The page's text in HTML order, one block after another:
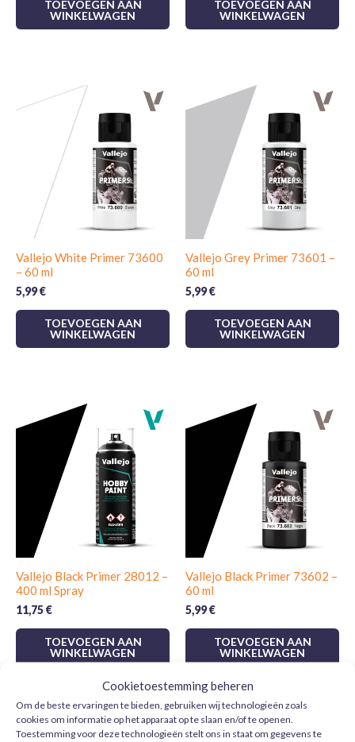
Cookietoestemming beheren
Om de beste ervaringen te bieden, gebruiken wij technologieën zoals
cookies om informatie op het apparaat op te slaan en/of te openen.
Toestemming voor deze technologieën stelt ons in staat om gegevens te
TOEVOEGEN AAN
WINKELWAGEN
TOEVOEGEN AAN
WINKELWAGEN
Vallejo White Primer 73600
– 60 ml
5,99€
TOEVOEGEN AAN
WINKELWAGEN
Vallejo Grey Primer 73601 –
60 ml
5,99€
TOEVOEGEN AAN
WINKELWAGEN
Vallejo Black Primer 28012 –
400 ml Spray
11,75€
TOEVOEGEN AAN
WINKELWAGEN
Vallejo Black Primer 73602 –
60 ml
5,99€
TOEVOEGEN AAN
WINKELWAGEN